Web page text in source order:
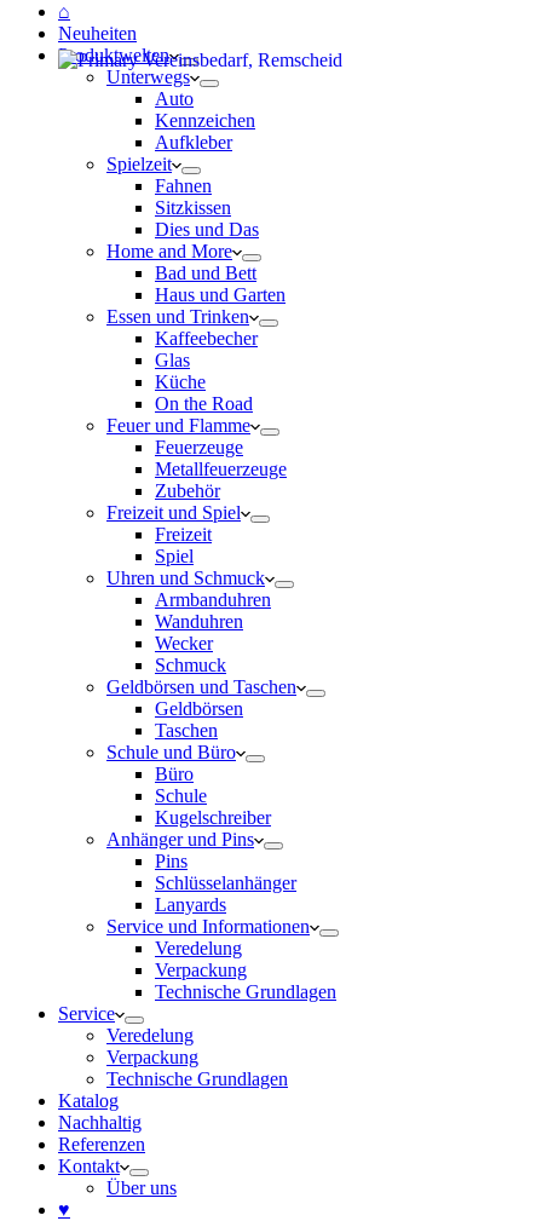
⌂
Neuheiten
Produktwelten
Unterwegs
Auto
Kennzeichen
Aufkleber
Spielzeit
Fahnen
Sitzkissen
Dies und Das
Home and More
Bad und Bett
Haus und Garten
Essen und Trinken
Kaffeebecher
Glas
Küche
On the Road
Feuer und Flamme
Feuerzeuge
Metallfeuerzeuge
Zubehör
Freizeit und Spiel
Freizeit
Spiel
Uhren und Schmuck
Armbanduhren
Wanduhren
Wecker
Schmuck
Geldbörsen und Taschen
Geldbörsen
Taschen
Schule und Büro
Büro
Schule
Kugelschreiber
Anhänger und Pins
Pins
Schlüsselanhänger
Lanyards
Service und Informationen
Veredelung
Verpackung
Technische Grundlagen
Service
Veredelung
Verpackung
Technische Grundlagen
Katalog
Nachhaltig
Referenzen
Kontakt
Über uns
♥